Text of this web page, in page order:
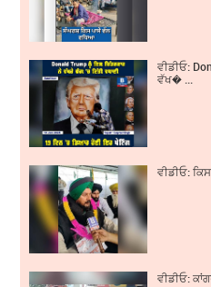
ਵੀਡੀਓ:
ਵੱਖ� ...
ਵੀਡੀਓ:
ਵੀਡੀਓ: